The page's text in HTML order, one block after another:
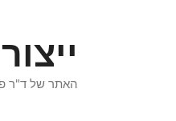
האתר של ד"ר